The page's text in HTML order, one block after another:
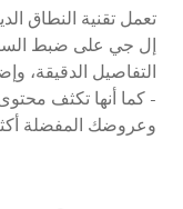
إل جي على ضبط
التفاصيل الدقيقة،
وعروضك المفضلة